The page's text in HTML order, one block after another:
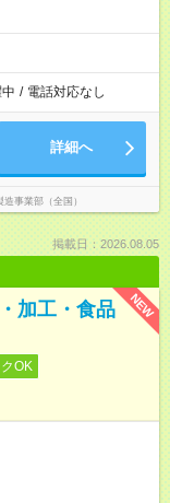
/ 電話対応なし
詳細へ
事業部（全国）
掲載日：2026.08.05
NEW
加工・食品
OK